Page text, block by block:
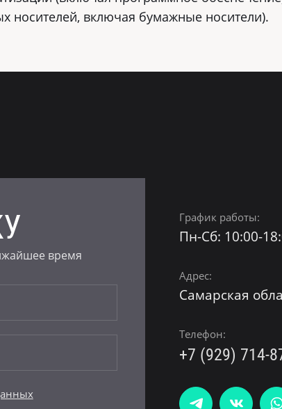
носителей, включая бумажные носители).
График работы:
Пн-Сб: 10:00-
Адрес:
Самарская
Телефон:
+7 (929) 714-
время